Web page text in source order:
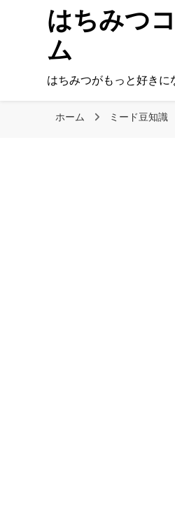
はちみつ
ム
はちみつがもっと好きに
ホーム ミード豆知識